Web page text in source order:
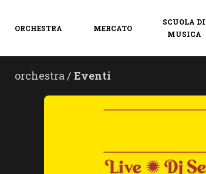
ORCHESTRA MERCATO
SCUOLA DI
MUSICA
orchestra / Eventi